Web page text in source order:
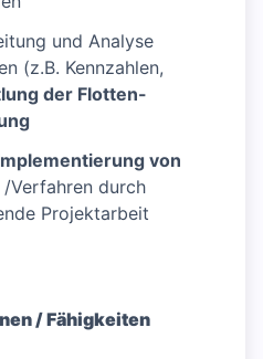
und Analyse
(z.B. Kennzahlen,
der Flotten-
von
/Verfahren durch
Projektarbeit
/ Fähigkeiten